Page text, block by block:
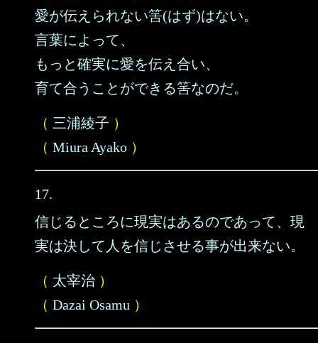
愛が伝えられない筈(はず)はない。
言葉によって、
もっと確実に愛を伝え合い、
育て合うことができる筈なのだ。
（ 三浦綾子 ）
（ Miura Ayako ）
17.
信じるところに現実はあるのであって、現
実は決して人を信じさせる事が出来ない。
（ 太宰治 ）
（ Dazai Osamu ）